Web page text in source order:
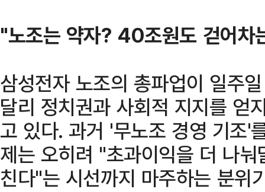
"노조는 약자? 40조원도 걷어차
삼성전자 노조의 총파업이 일주
달리 정치권과 사회적 지지를 얻
고 있다. 과거 '무노조 경영 기조'
제는 오히려 "초과이익을 더 나
친다"는 시선까지 마주하는 분위